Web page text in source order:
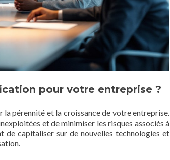
pour votre entreprise ?
la pérennité et la croissance de votre entreprise.
et de minimiser les risques associés à
de capitaliser sur de nouvelles technologies et